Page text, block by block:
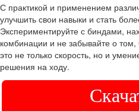
С практикой и применением
улучшить свои навыки и стать
Экспериментируйте с биндами,
комбинации и не забывайте о
это не только скорость, но и
решения на ходу.